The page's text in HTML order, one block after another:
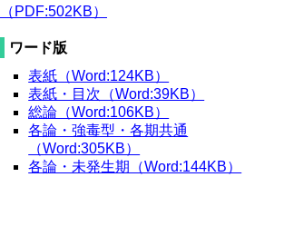
（PDF:502KB）
ワード版
表紙（Word:124KB）
表紙・目次（Word:39KB）
総論（Word:106KB）
各論・強毒型・各期共通
（Word:305KB）
各論・未発生期（Word:144KB）